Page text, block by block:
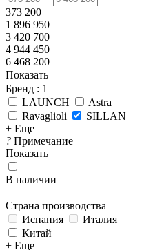
373 200
1 896 950
3 420 700
4 944 450
6 468 200
Показать
Бренд : 1
LAUNCH
Astra
Ravaglioli
SILLAN
+ Еще
? Примечание
Показать
В наличии
Страна производства
Испания
Италия
Китай
+ Еще